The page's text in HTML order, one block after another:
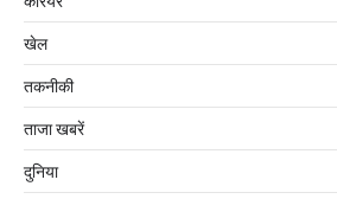
खेल
तकनीकी
ताजा खबरें
दुनिया